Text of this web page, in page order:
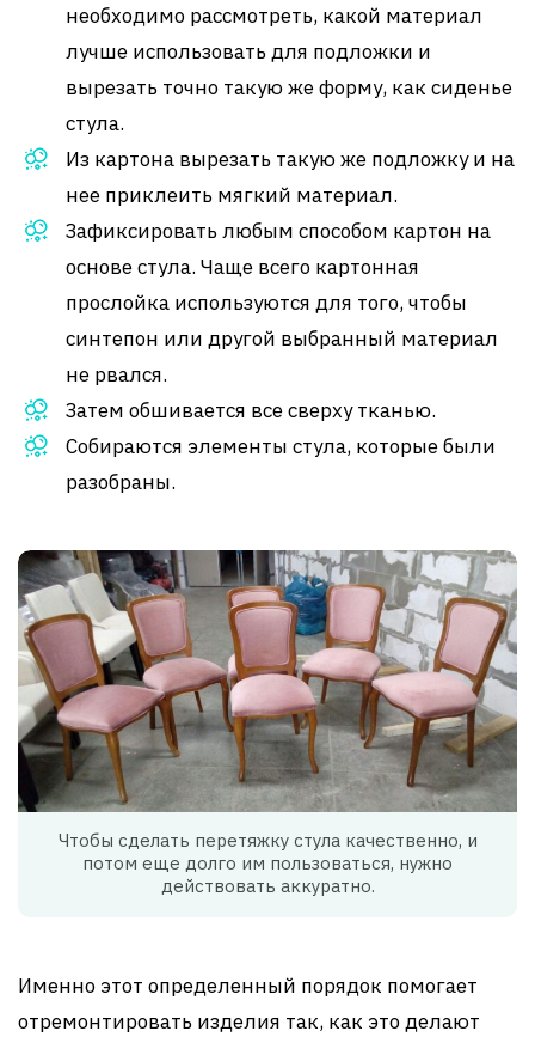
необходимо рассмотреть, какой материал
лучше использовать для подложки и
вырезать точно такую же форму, как сиденье
стула.
Из картона вырезать такую же подложку и на
нее приклеить мягкий материал.
Зафиксировать любым способом картон на
основе стула. Чаще всего картонная
прослойка используются для того, чтобы
синтепон или другой выбранный материал
не рвался.
Затем обшивается все сверху тканью.
Собираются элементы стула, которые были
разобраны.
Чтобы сделать перетяжку стула качественно, и
потом еще долго им пользоваться, нужно
действовать аккуратно.
Именно этот определенный порядок помогает
отремонтировать изделия так, как это делают